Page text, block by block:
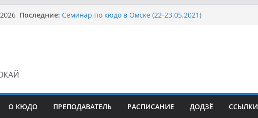
Последние: Семинар по кюдо в Омске (22-23.05.2021)
О КЮДО ПРЕПОДАВАТЕЛЬ РАСПИСАНИЕ ДОДЗЁ ССЫЛКИ